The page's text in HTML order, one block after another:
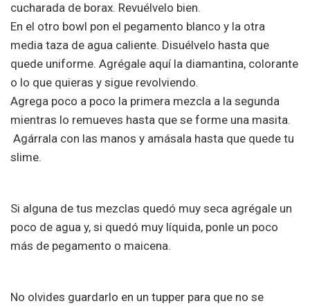
cucharada de borax. Revuélvelo bien.
En el otro bowl pon el pegamento blanco y la otra
media taza de agua caliente. Disuélvelo hasta que
quede uniforme. Agrégale aquí la diamantina, colorante
o lo que quieras y sigue revolviendo.
Agrega poco a poco la primera mezcla a la segunda
mientras lo remueves hasta que se forme una masita.
Agárrala con las manos y amásala hasta que quede tu
slime.
Si alguna de tus mezclas quedó muy seca agrégale un
poco de agua y, si quedó muy líquida, ponle un poco
más de pegamento o maicena.
No olvides guardarlo en un tupper para que no se